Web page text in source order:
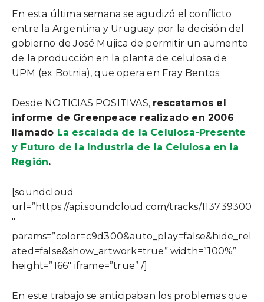
En esta última semana se agudizó el conflicto
entre la Argentina y Uruguay por la decisión del
gobierno de José Mujica de permitir un aumento
de la producción en la planta de celulosa de
UPM (ex Botnia), que opera en Fray Bentos.
Desde NOTICIAS POSITIVAS, rescatamos el
informe de Greenpeace realizado en 2006
llamado La escalada de la Celulosa-Presente
y Futuro de la Industria de la Celulosa en la
Región.
[soundcloud
url=”https://api.soundcloud.com/tracks/113739300
″
params=”color=c9d300&auto_play=false&hide_rel
ated=false&show_artwork=true” width=”100%”
height=”166″ iframe=”true” /]
En este trabajo se anticipaban los problemas que